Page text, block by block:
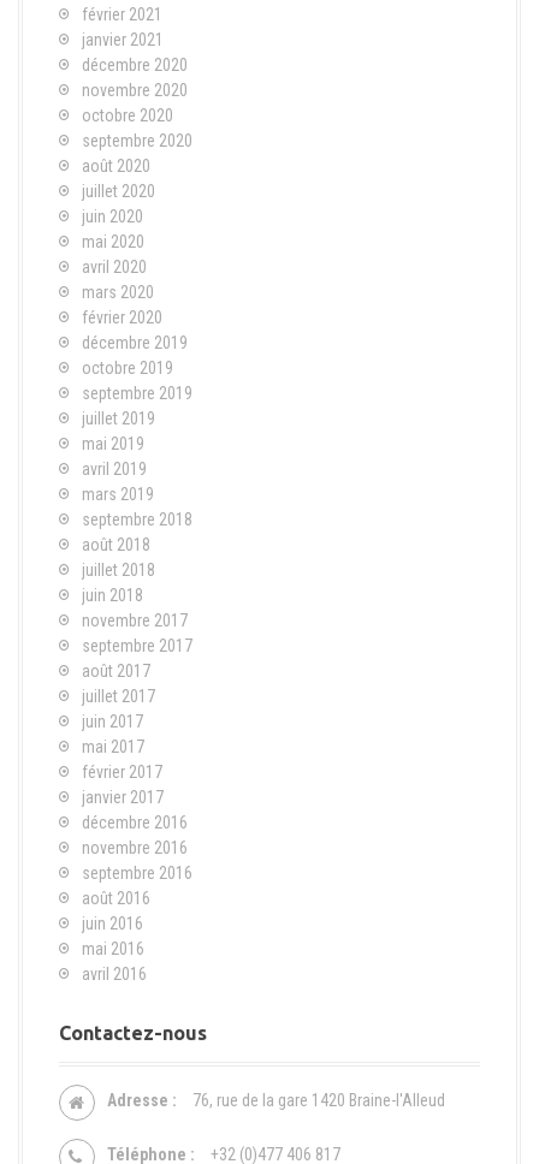
février 2021
janvier 2021
décembre 2020
novembre 2020
octobre 2020
septembre 2020
août 2020
juillet 2020
juin 2020
mai 2020
avril 2020
mars 2020
février 2020
décembre 2019
octobre 2019
septembre 2019
juillet 2019
mai 2019
avril 2019
mars 2019
septembre 2018
août 2018
juillet 2018
juin 2018
novembre 2017
septembre 2017
août 2017
juillet 2017
juin 2017
mai 2017
février 2017
janvier 2017
décembre 2016
novembre 2016
septembre 2016
août 2016
juin 2016
mai 2016
avril 2016
Contactez-nous
Adresse : 76, rue de la gare 1420 Braine-l'Alleud
Téléphone : +32 (0)477 406 817